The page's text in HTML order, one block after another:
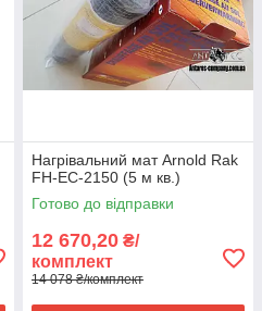
Нагрівальний мат Arnold Rak
FH-EC-2150 (5 м кв.)
Готово до відправки
12 670,20 ₴/
комплект
14 078 ₴/комплект